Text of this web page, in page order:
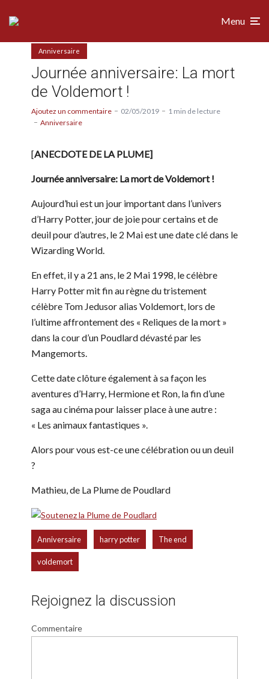
Menu
Anniversaire
Journée anniversaire: La mort
de Voldemort !
Ajoutez un commentaire 02/05/2019
1 min de lecture
Anniversaire
[ANECDOTE DE LA PLUME]
Journée anniversaire: La mort de Voldemort !
Aujourd’hui est un jour important dans l’univers
d’Harry Potter, jour de joie pour certains et de
deuil pour d’autres, le 2 Mai est une date clé dans le
Wizarding World.
En effet, il y a 21 ans, le 2 Mai 1998, le célèbre
Harry Potter mit fin au règne du tristement
célèbre Tom Jedusor alias Voldemort, lors de
l’ultime affrontement des « Reliques de la mort »
dans la cour d’un Poudlard dévasté par les
Mangemorts.
Cette date clôture également à sa façon les
aventures d’Harry, Hermione et Ron, la fin d’une
saga au cinéma pour laisser place à une autre :
« Les animaux fantastiques ».
Alors pour vous est-ce une célébration ou un deuil
?
Mathieu, de La Plume de Poudlard
Anniversaire harry potter The end
voldemort
Rejoignez la discussion
Commentaire